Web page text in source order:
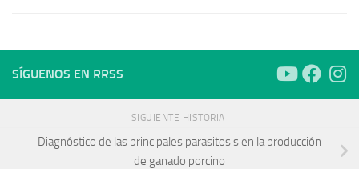
SÍGUENOS EN RRSS
SIGUIENTE HISTORIA
Diagnóstico de las principales parasitosis en la producción
de ganado porcino